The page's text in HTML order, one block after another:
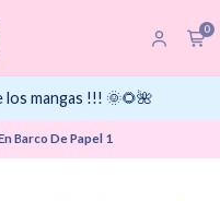
0
mangas !!! 🌞🌻🌺
Barco De Papel 1